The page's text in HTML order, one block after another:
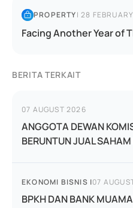
PROPERTY|28
Facing Another Year of
BERITA TERKAIT
07 AUGUST 2026
ANGGOTA DEWAN
BERUNTUN JUAL
EKONOMI BISNIS |07
BPKH DAN BANK